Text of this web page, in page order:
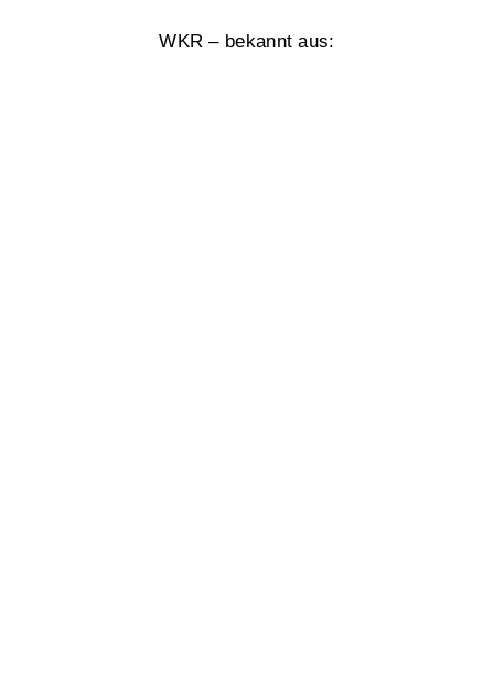
WKR – bekannt aus: